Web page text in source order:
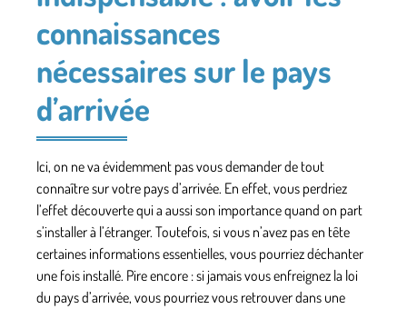
connaissances
nécessaires sur le pays
d’arrivée
Ici, on ne va évidemment pas vous demander de tout
connaître sur votre pays d’arrivée. En effet, vous perdriez
l’effet découvertequi a aussi son importance quand on part
s’installer à l’étranger. Toutefois, si vous n’avez pas en tête
certaines informations essentielles, vous pourriez déchanter
une fois installé. Pire encore : si jamais vous enfreignez la loi
du pays d’arrivée, vous pourriez vous retrouver dans une